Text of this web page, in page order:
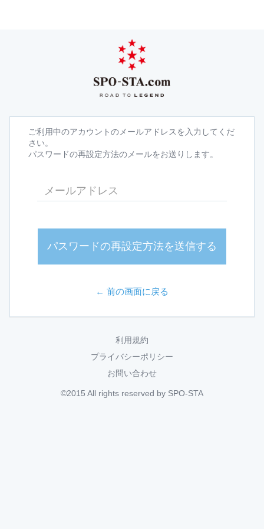
ご利用中のアカウントのメールアドレスを入力してくだ
さい。
パスワードの再設定方法のメールをお送りします。
パスワードの再設定方法を送信する
← 前の画面に戻る
利用規約
プライバシーポリシー
お問い合わせ
©2015 All rights reserved by SPO-STA